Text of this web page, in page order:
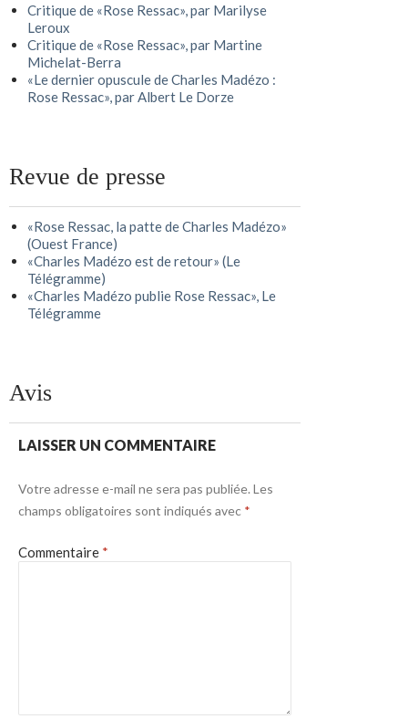
Critique de «Rose Ressac», par Marilyse
Leroux
Critique de «Rose Ressac», par Martine
Michelat-Berra
«Le dernier opuscule de Charles Madézo :
Rose Ressac», par Albert Le Dorze
Revue de presse
«Rose Ressac, la patte de Charles Madézo»
(Ouest France)
«Charles Madézo est de retour» (Le
Télégramme)
«Charles Madézo publie Rose Ressac», Le
Télégramme
Avis
LAISSER UN COMMENTAIRE
Votre adresse e-mail ne sera pas publiée. Les
champs obligatoires sont indiqués avec *
Commentaire *